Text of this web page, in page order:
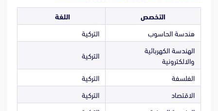
التخصص اللغة
هندسة الحاسوب التركية
الهندسة الكهربائية
والالكترونية
التركية
الفلسفة التركية
الاقتصاد التركية